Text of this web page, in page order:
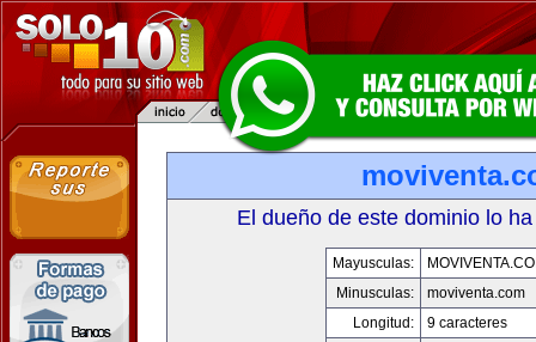
El dueño de este dominio lo
Mayusculas:
Minusculas:
moviventa.com
Longitud:
9 caracteres